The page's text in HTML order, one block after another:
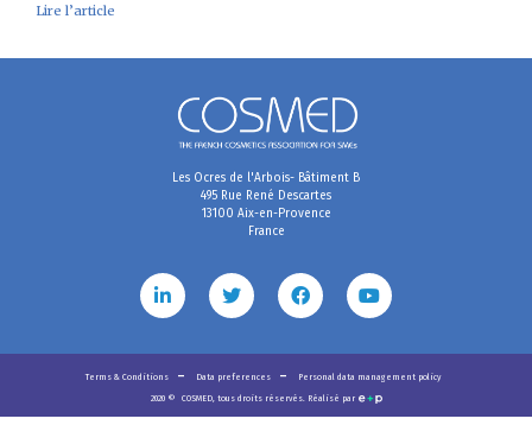
Lire l’article
Les Ocres de l'Arbois- Bâtiment B
495 Rue René Descartes
13100 Aix-en-Provence
France
Terms & Conditions Data preferences
Personal data management policy
2020 © COSMED, tous droits réservés. Réalisé par